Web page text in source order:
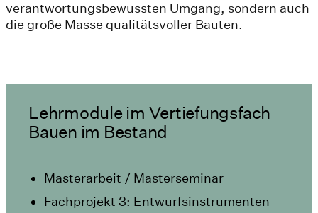
verantwortungsbewussten Umgang, sondern auch
die große Masse qualitätsvoller Bauten.
Lehrmodule im Vertiefungsfach
Bauen im Bestand
Masterarbeit / Masterseminar
Fachprojekt 3: Entwurfsinstrumenten